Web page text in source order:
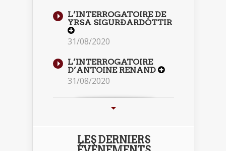
L’INTERROGATOIRE DE
YRSA SIGURÐARDÓTTIR
31/08/2020
L’INTERROGATOIRE
D’ANTOINE RENAND
31/08/2020
LES DERNIERS